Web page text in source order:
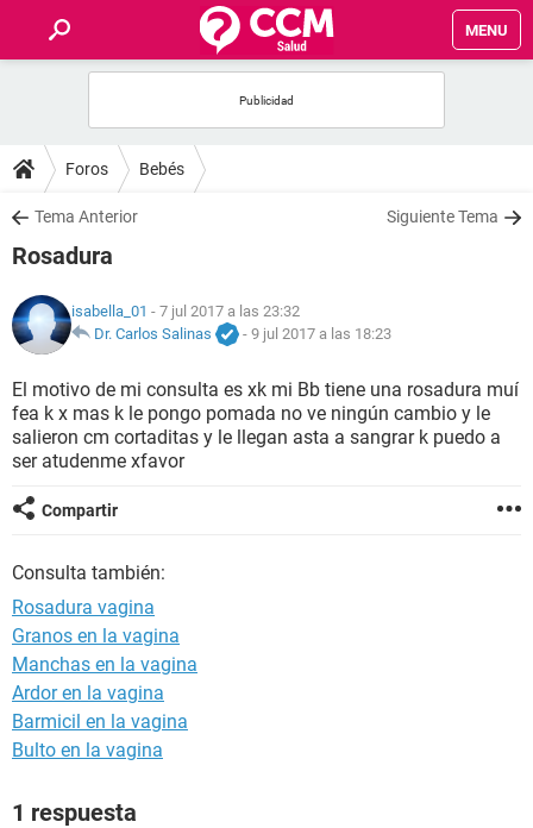
MENU
FOROS
SALUD
NUTRICIÓN
BIENESTAR
SEXUALIDAD
GLOSARIO
Foros Bebés
Tema Anterior Siguiente Tema
Rosadura
isabella_01 - 7 jul 2017 a las 23:32
Dr. Carlos Salinas
- 9 jul 2017 a las 18:23
El motivo de mi consulta es xk mi Bb tiene una rosadura muí
fea k x mas k le pongo pomada no ve ningún cambio y le
salieron cm cortaditas y le llegan asta a sangrar k puedo a
ser atudenme xfavor
Compartir
Consulta también:
Rosadura vagina
Granos en la vagina
Manchas en la vagina
Ardor en la vagina
Barmicil en la vagina
Bulto en la vagina
1 respuesta